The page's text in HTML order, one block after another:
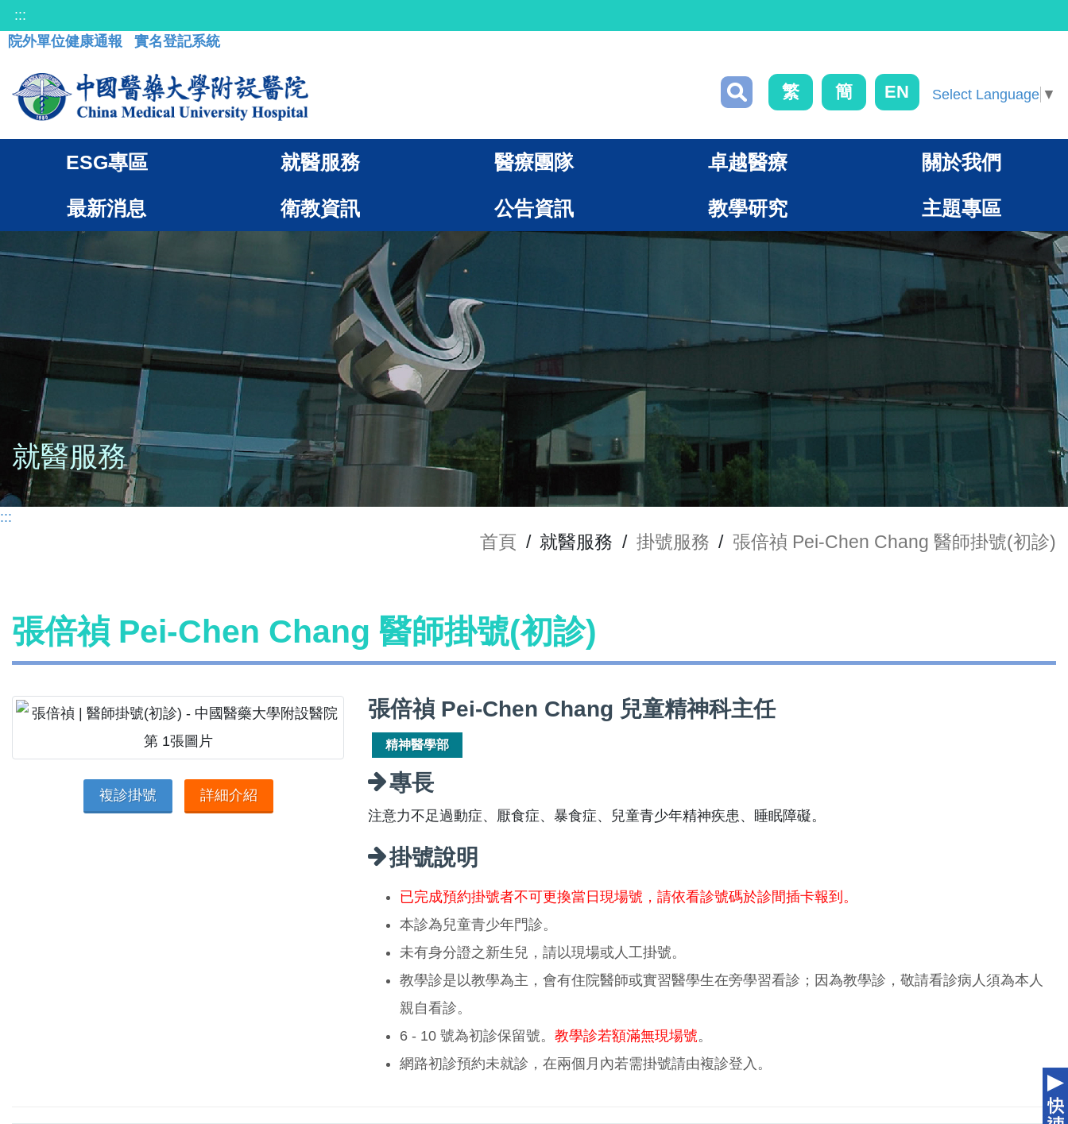
:::
院外單位健康通報
實名登記系統
繁 簡 EN Select Language ▼
ESG專區 就醫服務 醫療團隊 卓越醫療 關於我們
最新消息 衛教資訊 公告資訊 教學研究 主題專區
就醫服務
:::
首頁 / 就醫服務 / 掛號服務 / 張倍禎 Pei-Chen Chang 醫師掛號(初診)
張倍禎 Pei-Chen Chang 醫師掛號(初診)
複診掛號 詳細介紹
張倍禎 Pei-Chen Chang 兒童精神科主任
精神醫學部
專長
注意力不足過動症、厭食症、暴食症、兒童青少年精神疾患、睡眠障礙。
掛號說明
已完成預約掛號者不可更換當日現場號，請依看診號碼於診間插卡報到。
本診為兒童青少年門診。
未有身分證之新生兒，請以現場或人工掛號。
教學診是以教學為主，會有住院醫師或實習醫學生在旁學習看診；因為教學診，敬請看診病人須為本人
親自看診。
6 - 10 號為初診保留號。 教學診若額滿無現場號。
網路初診預約未就診，在兩個月內若需掛號請由複診登入。